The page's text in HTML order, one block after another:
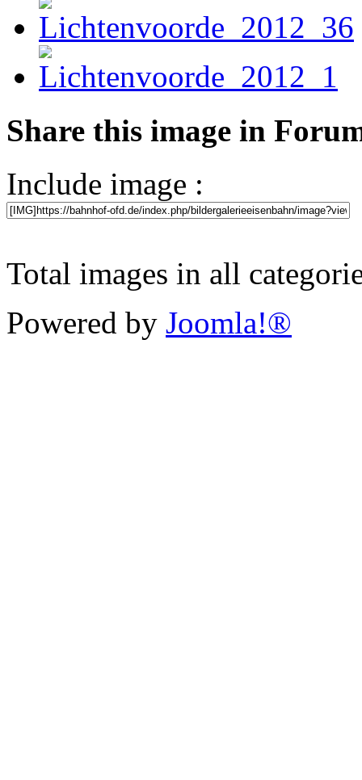
Share this image in
Include image :
Total images in all
Powered by Joomla!®